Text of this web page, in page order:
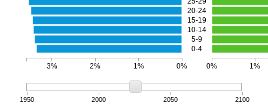
0-4
5-9
10-14
15-19
20-24
0%
1%
2%
3% 0% 1%
1950 2000 2050 2100